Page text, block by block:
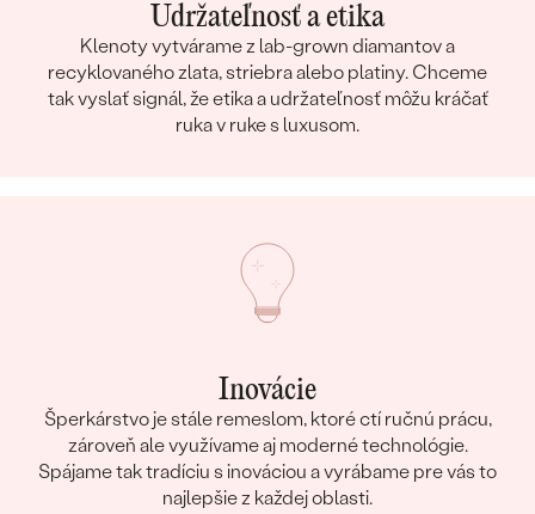
Udržateľnosť a etika
Klenoty vytvárame z lab-grown diamantov a
recyklovaného zlata, striebra alebo platiny. Chceme
tak vyslať signál, že etika a udržateľnosť môžu kráčať
ruka v ruke s luxusom.
Inovácie
Šperkárstvo je stále remeslom, ktoré ctí ručnú prácu,
zároveň ale využívame aj moderné technológie.
Spájame tak tradíciu s inováciou a vyrábame pre vás to
najlepšie z každej oblasti.